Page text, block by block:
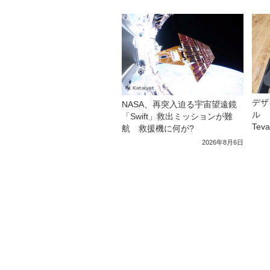
NASA、再突入迫る宇宙望遠鏡
「Swift」救出ミッションが難
航 救援機に何が?
2026年8月6日
デ
ル